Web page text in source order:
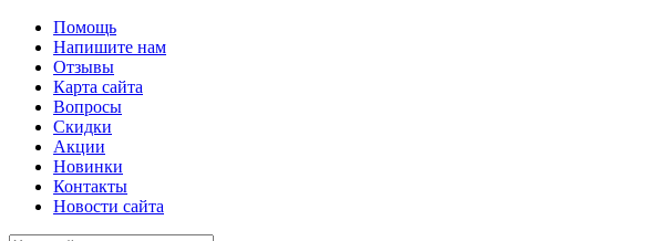
Помощь
Напишите нам
Отзывы
Карта сайта
Вопросы
Скидки
Акции
Новинки
Контакты
Новости сайта